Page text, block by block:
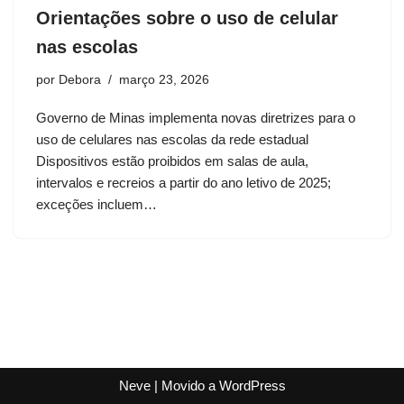
Orientações sobre o uso de celular
nas escolas
por Debora março 23, 2026
Governo de Minas implementa novas diretrizes para o
uso de celulares nas escolas da rede estadual
Dispositivos estão proibidos em salas de aula,
intervalos e recreios a partir do ano letivo de 2025;
exceções incluem…
Neve| Movido a WordPress